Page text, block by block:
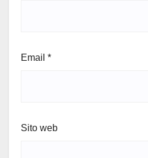
Email *
Sito web